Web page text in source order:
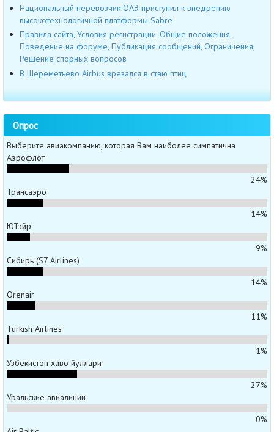
Национальный перевозчик ОАЭ приступил к внедрению
высокотехнологичной платформы Sabre
Правила сайта, Условия регистрации, Общие положения,
Поведение на форуме, Публикация сообщений, Ограничения,
Решение спорных вопросов
В Шереметьево Airbus врезался в стаю птиц
Опрос
Выберите авиакомпанию, которая Вам наиболее симпатична
Аэрофлот
24%
Трансаэро
14%
ЮТэйр
9%
Сибирь (S7 Airlines)
14%
Orenair
11%
Turkish Airlines
1%
Узбекистон хаво йуллари
27%
Уральские авиалинии
0%